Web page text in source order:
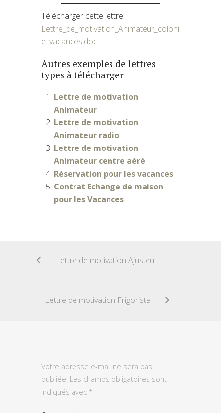
Télécharger cette lettre :
Lettre_de_motivation_Animateur_coloni
e_vacances.doc
Autres exemples de lettres
types à télécharger
Lettre de motivation
Animateur
Lettre de motivation
Animateur radio
Lettre de motivation
Animateur centre aéré
Réservation pour les vacances
Contrat Echange de maison
pour les Vacances
Lettre de motivation Ajusteur monteur
Lettre de motivation Frigoriste
Votre adresse e-mail ne sera pas
publiée. Les champs obligatoires sont
indiqués avec *